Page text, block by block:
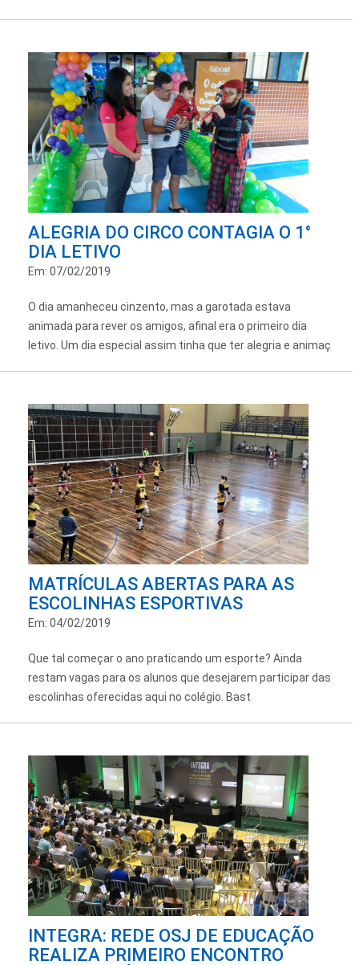
ALEGRIA DO CIRCO CONTAGIA O 1°
DIA LETIVO
Em: 07/02/2019
O dia amanheceu cinzento, mas a garotada estava
animada para rever os amigos, afinal era o primeiro dia
letivo. Um dia especial assim tinha que ter alegria e animaç
MATRÍCULAS ABERTAS PARA AS
ESCOLINHAS ESPORTIVAS
Em: 04/02/2019
Que tal começar o ano praticando um esporte? Ainda
restam vagas para os alunos que desejarem participar das
escolinhas oferecidas aqui no colégio. Bast
INTEGRA: REDE OSJ DE EDUCAÇÃO
REALIZA PRIMEIRO ENCONTRO